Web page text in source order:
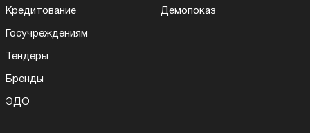
Кредитование
Госучреждениям
Тендеры
Бренды
ЭДО
Демопоказ